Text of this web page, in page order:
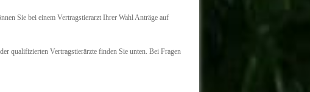
Sie bei einem Vertragstierarzt Ihrer Wahl Anträge auf
qualifizierten Vertragstierärzte finden Sie unten. Bei Fragen